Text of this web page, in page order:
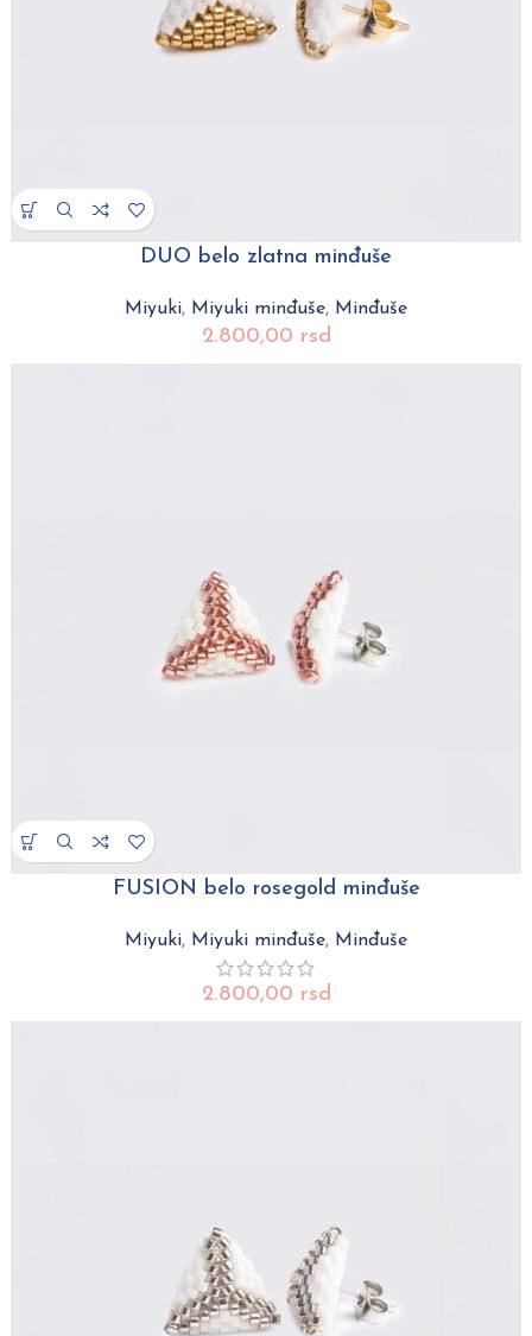
DUO belo zlatna minđuše
Miyuki, Miyuki minđuše, Minđuše
2.800,00 rsd
FUSION belo rosegold minđuše
Miyuki, Miyuki minđuše, Minđuše
2.800,00 rsd